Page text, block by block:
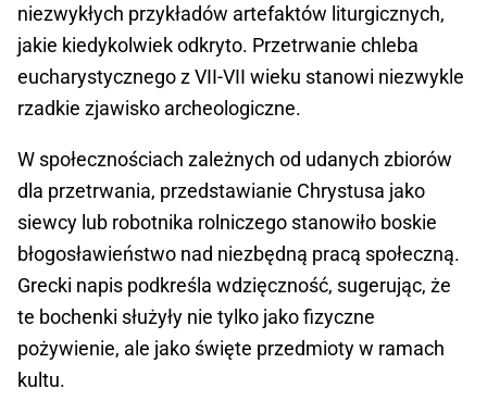
niezwykłych przykładów artefaktów liturgicznych,
jakie kiedykolwiek odkryto. Przetrwanie chleba
eucharystycznego z VII-VII wieku stanowi niezwykle
rzadkie zjawisko archeologiczne.
W społecznościach zależnych od udanych zbiorów
dla przetrwania, przedstawianie Chrystusa jako
siewcy lub robotnika rolniczego stanowiło boskie
błogosławieństwo nad niezbędną pracą społeczną.
Grecki napis podkreśla wdzięczność, sugerując, że
te bochenki służyły nie tylko jako fizyczne
pożywienie, ale jako święte przedmioty w ramach
kultu.